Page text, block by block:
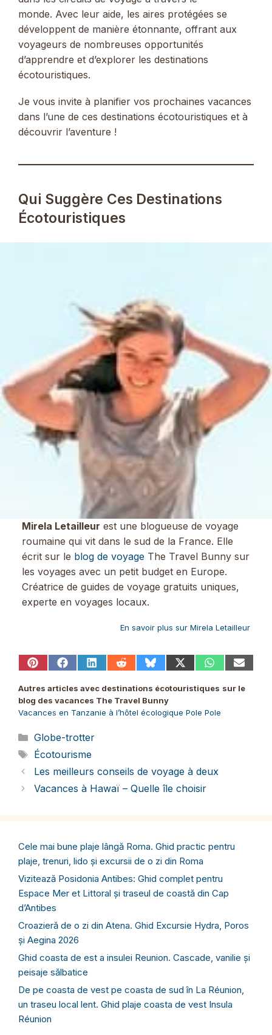
monde. Avec leur aide, les aires protégées se
développent de manière étonnante, offrant aux
voyageurs de nombreuses opportunités
d’apprendre et d’explorer les destinations
écotouristiques.
Je vous invite à planifier vos prochaines vacances
dans l’une de ces destinations écotouristiques et à
découvrir l’aventure !
Qui Suggère Ces Destinations
Écotouristiques
Mirela Letailleur est une blogueuse de voyage
roumaine qui vit dans le sud de la France. Elle
écrit sur le blog de voyageThe Travel Bunny sur
les voyages avec un petit budget en Europe.
Créatrice de guides de voyage gratuits uniques,
experte en voyages locaux.
En savoir plus sur Mirela Letailleur
Share
Pinterest
Share
Facebook
Share
LinkedIn
Share
Reddit
Share
Bluesky
Share
X
(Twitter)
Share
WhatsApp
Share
Email
Autres articles avec destinations écotouristiques sur le
blog des vacances The Travel Bunny
Vacances en Tanzanie à l’hôtel écologique Pole Pole
Catégories
Globe-trotter
Étiquettes
Écotourisme
Les meilleurs conseils de voyage à deux
Vacances à Hawaï – Quelle île choisir
Cele mai bune plaje lângă Roma. Ghid practic pentru
plaje, trenuri, lido și excursii de o zi din Roma
Vizitează Posidonia Antibes: Ghid complet pentru
Espace Mer et Littoral și traseul de coastă din Cap
d’Antibes
Croazieră de o zi din Atena. Ghid Excursie Hydra, Poros
și Aegina 2026
Ghid coasta de est a insulei Reunion. Cascade, vanilie și
peisaje sălbatice
De pe coasta de vest pe coasta de sud în La Réunion,
un traseu local lent. Ghid plaje coasta de vest Insula
Réunion